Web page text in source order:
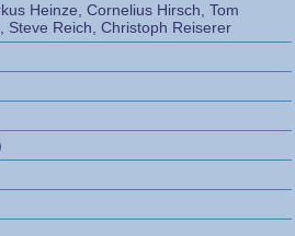
Heinze, Cornelius Hirsch, Tom
Steve Reich, Christoph Reiserer